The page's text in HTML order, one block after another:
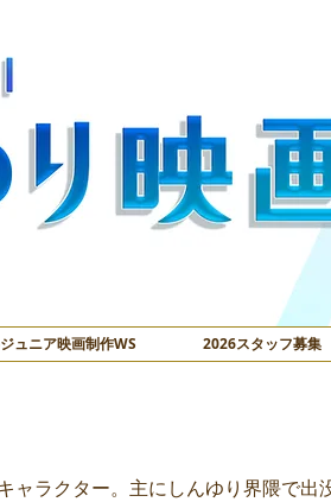
ュニア映画制作WS 2026スタッフ募集
ャラクター。主にしんゆり界隈で出